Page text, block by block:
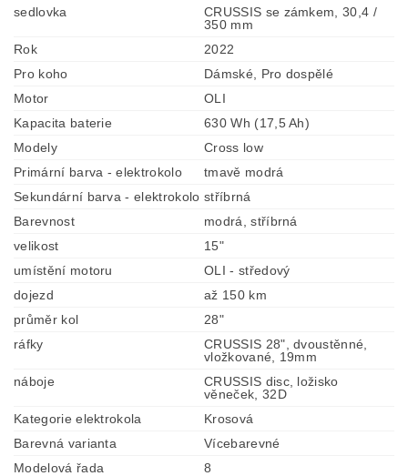
sedlovka
CRUSSIS se zámkem, 30,4 /
350 mm
Rok
2022
Pro koho
Dámské, Pro dospělé
Motor
OLI
Kapacita baterie
630 Wh (17,5 Ah)
Modely
Cross low
Primární barva - elektrokolo
tmavě modrá
Sekundární barva - elektrokolo stříbrná
Barevnost
modrá, stříbrná
velikost
15"
umístění motoru
OLI - středový
dojezd
až 150 km
průměr kol
28"
ráfky
CRUSSIS 28", dvoustěnné,
vložkované, 19mm
náboje
CRUSSIS disc, ložisko
věneček, 32D
Kategorie elektrokola
Krosová
Barevná varianta
Vícebarevné
Modelová řada
8